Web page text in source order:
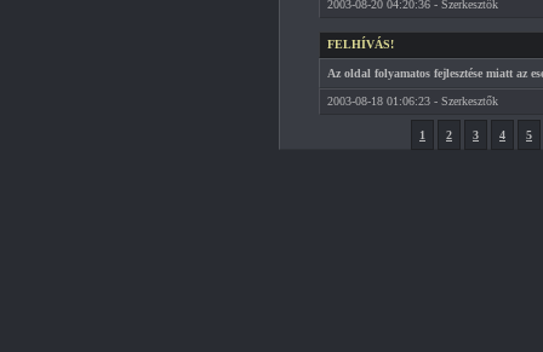
2003-08-20 04:20:36 - Szerkesztők
FELHÍVÁS!
Az oldal folyamatos fejlesztése miatt az
2003-08-18 01:06:23 - Szerkesztők
1 2 3 4 5